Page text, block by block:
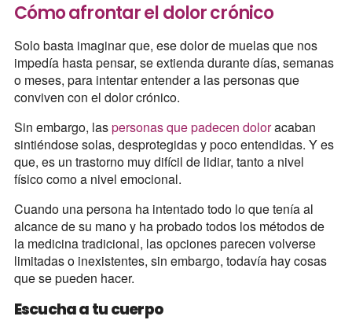
Cómo afrontar el dolor crónico
Solo basta imaginar que, ese dolor de muelas que nos
impedía hasta pensar, se extienda durante días, semanas
o meses, para intentar entender a las personas que
conviven con el dolor crónico.
Sin embargo, laspersonas que padecen doloracaban
sintiéndose solas, desprotegidas y poco entendidas. Y es
que, es un trastorno muy difícil de lidiar, tanto a nivel
físico como a nivel emocional.
Cuando una persona ha intentado todo lo que tenía al
alcance de su mano y ha probado todos los métodos de
la medicina tradicional, las opciones parecen volverse
limitadas o inexistentes, sin embargo, todavía hay cosas
que se pueden hacer.
Escucha a tu cuerpo